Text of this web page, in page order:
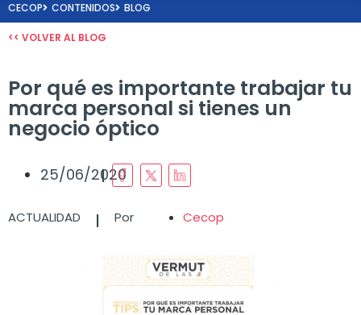
CECOP CONTENIDOS BLOG
<< VOLVER AL BLOG
Por qué es importante trabajar tu
marca personal si tienes un
negocio óptico
25/06/2020
I
ACTUALIDAD I Por Cecop